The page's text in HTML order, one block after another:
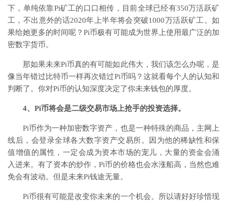
下，单纯依靠Pi矿工的口口相传，目前全球已经有350万活跃矿
工，不出意外的话2020年上半年将会突破1000万活跃矿工。如
果给她更多的时间呢？Pi币极有可能成为世界上使用最广泛的加
密数字货币。
那如果未来Pi币真的有可能如此伟大，我们该怎么办呢，是
像当年错过比特币一样再次错过Pi币吗？这就看每个人的认知和
判断了。你对Pi币的认知深度决定了你未来钱包的厚度。
4、Pi币将会是二级交易市场上抢手的投资选择。
Pi币作为一种加密数字资产，也是一种特殊的商品，主网上
线后，会登录全球各大数字资产交易所。因为他的稀缺性和保
值增值的属性，一定会成为资本市场的宠儿，大量的资金会涌
入进来。有了资本的炒作，Pi币的价格也会水涨船高，当然也难
免会有波动。但是未来Pi钱途无量。
Pi币很有可能是改变你未来的一个机会。所以请好好珍惜现